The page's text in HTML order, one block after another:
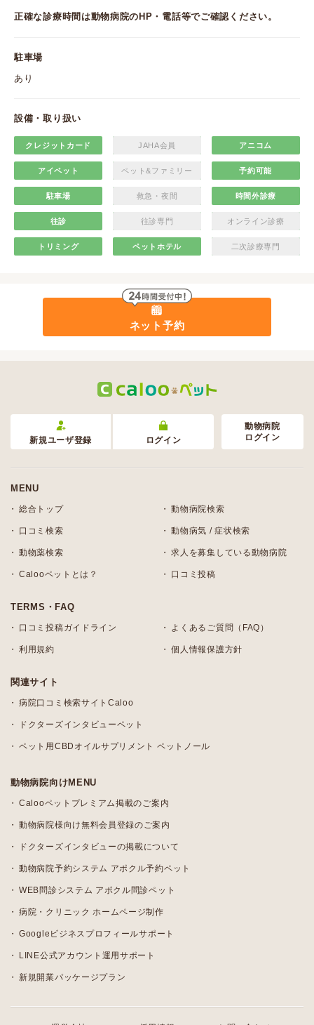
正確な診療時間は動物病院のHP・電話等でご確認ください。
駐車場
あり
設備・取り扱い
クレジットカード JAHA会員 アニコム
アイペット ペット&ファミリー 予約可能
駐車場 救急・夜間 時間外診療
往診 往診専門 オンライン診療
トリミング ペットホテル 二次診療専門
ネット予約
新規ユーザ登録 ログイン
動物病院
ログイン
MENU
総合トップ 動物病院検索
口コミ検索 動物病気 / 症状検索
動物薬検索 求人を募集している動物病院
Calooペットとは？ 口コミ投稿
TERMS・FAQ
口コミ投稿ガイドライン よくあるご質問（FAQ）
利用規約 個人情報保護方針
関連サイト
病院口コミ検索サイトCaloo
ドクターズインタビューペット
ペット用CBDオイルサプリメント ペットノール
動物病院向けMENU
Calooペットプレミアム掲載のご案内
動物病院様向け無料会員登録のご案内
ドクターズインタビューの掲載について
動物病院予約システム アポクル予約ペット
WEB問診システム アポクル問診ペット
病院・クリニック ホームページ制作
Googleビジネスプロフィールサポート
LINE公式アカウント運用サポート
新規開業パッケージプラン